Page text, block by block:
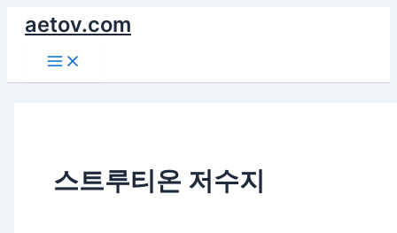
로
aetov.com
Main
Menu
스트루티온 저수지